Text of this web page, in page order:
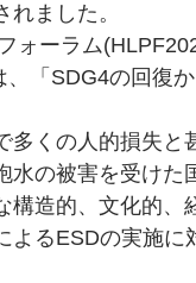
ました。
ォーラム
「SDG4の回復
くの人的損失と
水の被害を受け
構造的、文化的、
よるESDの実施